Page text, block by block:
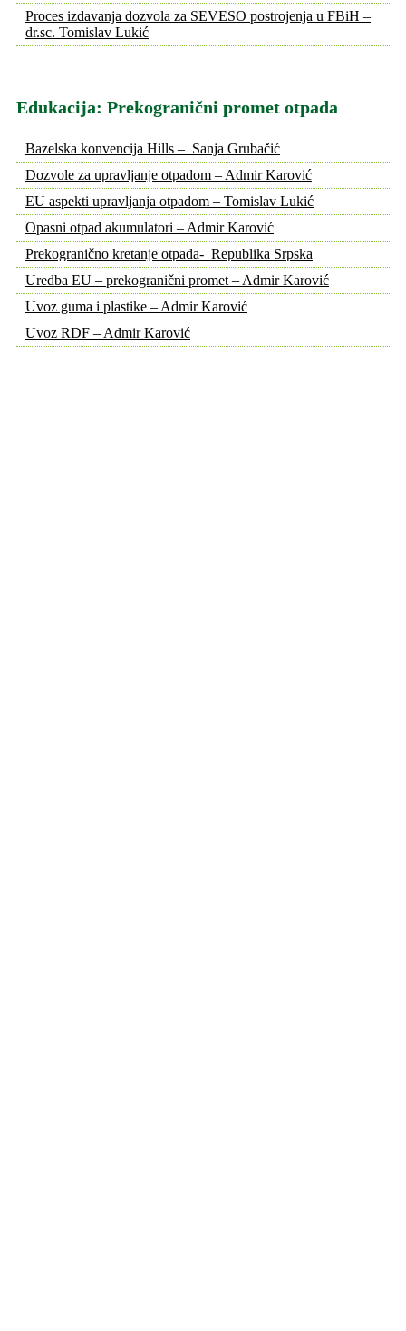
Proces izdavanja dozvola za SEVESO postrojenja u FBiH –
dr.sc. Tomislav Lukić
Edukacija: Prekogranični promet otpada
Bazelska konvencija Hills – Sanja Grubačić
Dozvole za upravljanje otpadom – Admir Karović
EU aspekti upravljanja otpadom – Tomislav Lukić
Opasni otpad akumulatori – Admir Karović
Prekogranično kretanje otpada- Republika Srpska
Uredba EU – prekogranični promet – Admir Karović
Uvoz guma i plastike – Admir Karović
Uvoz RDF – Admir Karović